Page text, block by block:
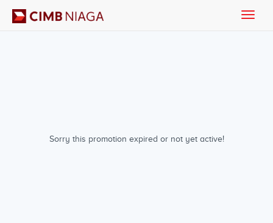
Sorry this promotion expired or not yet active!
Toggle